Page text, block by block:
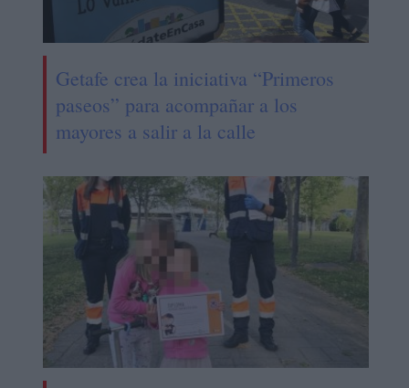
Getafe crea la iniciativa “Primeros
paseos” para acompañar a los
mayores a salir a la calle